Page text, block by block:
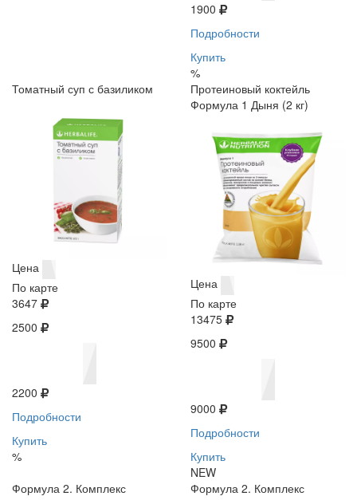
1900
Подробности
Купить
%
Томатный суп с базиликом
Цена
По карте
3647
2500
2200
Подробности
Купить
%
Протеиновый коктейль
Формула 1 Дыня (2 кг)
Цена
По карте
13475
9500
9000
Подробности
Купить
NEW
Формула 2. Комплекс
Формула 2. Комплекс